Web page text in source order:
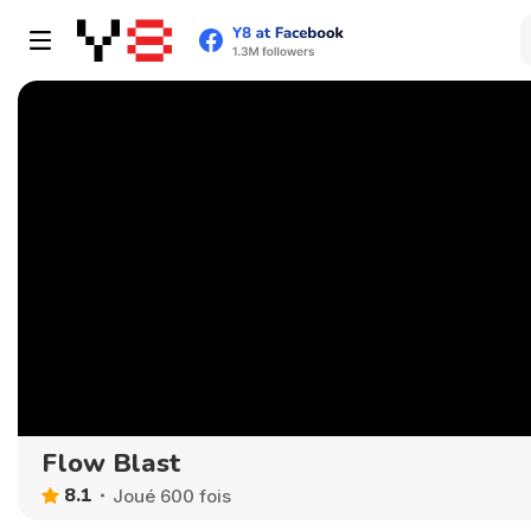
Flow Blast
8.1 Joué 600 fois